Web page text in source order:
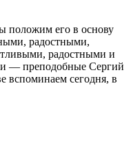
положим его в основу
радостными,
радостными и
— преподобные Сергий
вспоминаем сегодня, в